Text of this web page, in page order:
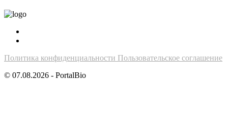
Политика конфиденциальности Пользовательское соглашение
© 07.08.2026 - PortalBio